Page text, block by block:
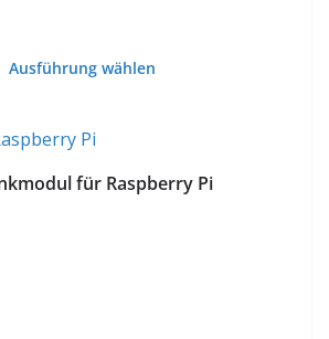
Ausführung wählen
für Raspberry Pi